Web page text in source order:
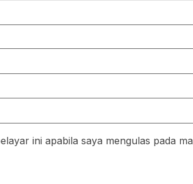
ini apabila saya mengulas pada